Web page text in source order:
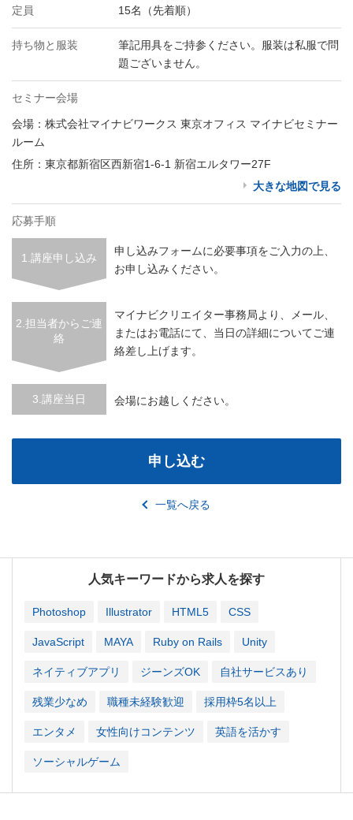
定員 15名（先着順）
持ち物と服装
筆記用具をご持参ください。服装は私服で問
題ございません。
セミナー会場
会場：株式会社マイナビワークス 東京オフィス マイナビセミナー
ルーム
住所：東京都新宿区西新宿1-6-1 新宿エルタワー27F
大きな地図で見る
応募手順
1.講座申し込み
申し込みフォームに必要事項をご入力の上、
お申し込みください。
2.担当者からご連
絡
マイナビクリエイター事務局より、メール、
またはお電話にて、当日の詳細についてご連
絡差し上げます。
3.講座当日 会場にお越しください。
申し込む
一覧へ戻る
人気キーワードから求人を探す
Photoshop Illustrator HTML5 CSS
JavaScript MAYA Ruby on Rails Unity
ネイティブアプリ ジーンズOK 自社サービスあり
残業少なめ 職種未経験歓迎 採用枠5名以上
エンタメ 女性向けコンテンツ 英語を活かす
ソーシャルゲーム